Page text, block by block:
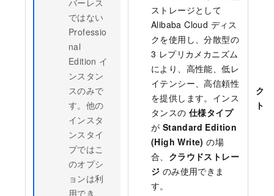
バーレス
ではない
Professio
nal
Edition イ
ンスタン
スのみで
す。他の
インスタ
ンスタイ
プではこ
のオプシ
ョンは利
用でき
ストレージとして
Alibaba Cloud ディス
クを使用し、分散型の
3 レプリカメカニズム
により、高性能、低レ
イテンシー、高信頼性
を提供します。インス
タンスの 仕様タイプ
が Standard Edition
(High Write) の場
合、 クラウドストレー
ジ のみ使用できま
す。
ク
ト